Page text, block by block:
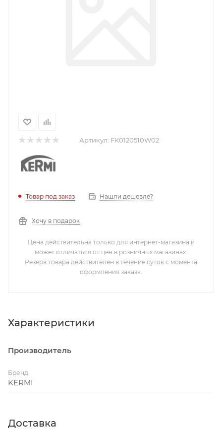
Артикул: FK0120510W02
Товар под заказ Нашли дешевле?
Хочу в подарок
Цена действительна только для интернет-магазина и
может отличаться от цен в розничных магазинах.
Резерв товара действителен в течение суток с момента
оформления заказа.
Характеристики
Производитель
Бренд
KERMI
Доставка